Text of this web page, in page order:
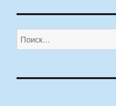
Искать: